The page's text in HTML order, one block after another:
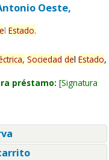
Oeste,
l Estado.
Sociedad del Estado,
préstamo: Signatura